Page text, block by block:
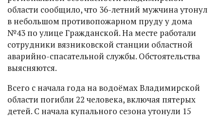
области сообщило, что 36-летний мужчина утонул
в небольшом противопожарном пруду у дома
№43 по улице Гражданской. На месте работали
сотрудники вязниковской станции областной
аварийно-спасательной службы. Обстоятельства
выясняются.
Всего с начала года на водоёмах Владимирской
области погибли 22 человека, включая пятерых
детей. С начала купального сезона утонули 15